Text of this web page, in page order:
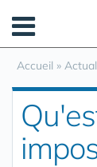
Accueil »
Panneau de